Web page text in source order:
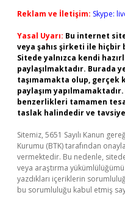
Reklam ve İletişim: Skype:
Yasal Uyarı: Bu internet
veya şahıs şirketi ile hiçbir
Sitede yalnızca kendi
paylaşılmaktadır. Burada
taşımamakta olup, gerçek
paylaşım
benzerlikleri tamamen
taslak halindedir ve
Sitemiz, 5651 Sayılı Kanun
Kurumu (BTK) tarafından
vermektedir. Bu nedenle,
veya araştırma
yazdıkları içeriklerin
bu sorumluluğu kabul etmiş